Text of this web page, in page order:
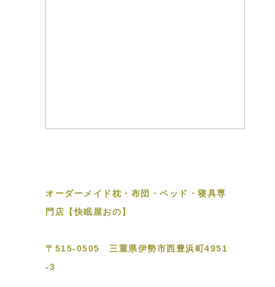
オーダーメイド枕・布団・ベッド・寝具専
門店【快眠屋おの】
〒515-0505 三重県伊勢市西豊浜町4951
-3